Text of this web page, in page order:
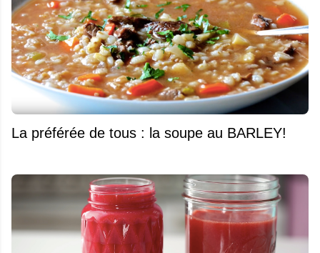
La préférée de tous : la soupe au BARLEY!